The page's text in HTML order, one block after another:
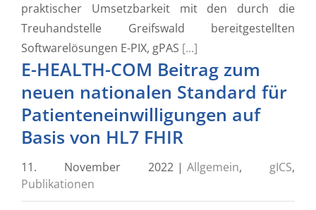
praktischer Umsetzbarkeit mit den durch die
Treuhandstelle Greifswald bereitgestellten
Softwarelösungen E-PIX, gPAS [...]
E-HEALTH-COM Beitrag zum
neuen nationalen Standard für
Patienteneinwilligungen auf
Basis von HL7 FHIR
11. November 2022 | Allgemein, gICS,
Publikationen